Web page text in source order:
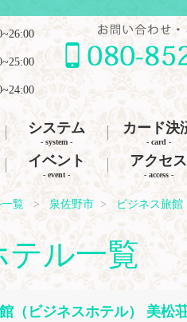
システム
- system -
カード決
- card -
イベント
- event -
アクセス
- access -
覧 泉佐野市 ビジネス旅
テル一覧
（ビジネスホテル） 美松